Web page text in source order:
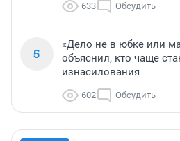
633 Обсудить
5
«Дело не в юбке или
объяснил, кто чаще
изнасилования
602 Обсудить